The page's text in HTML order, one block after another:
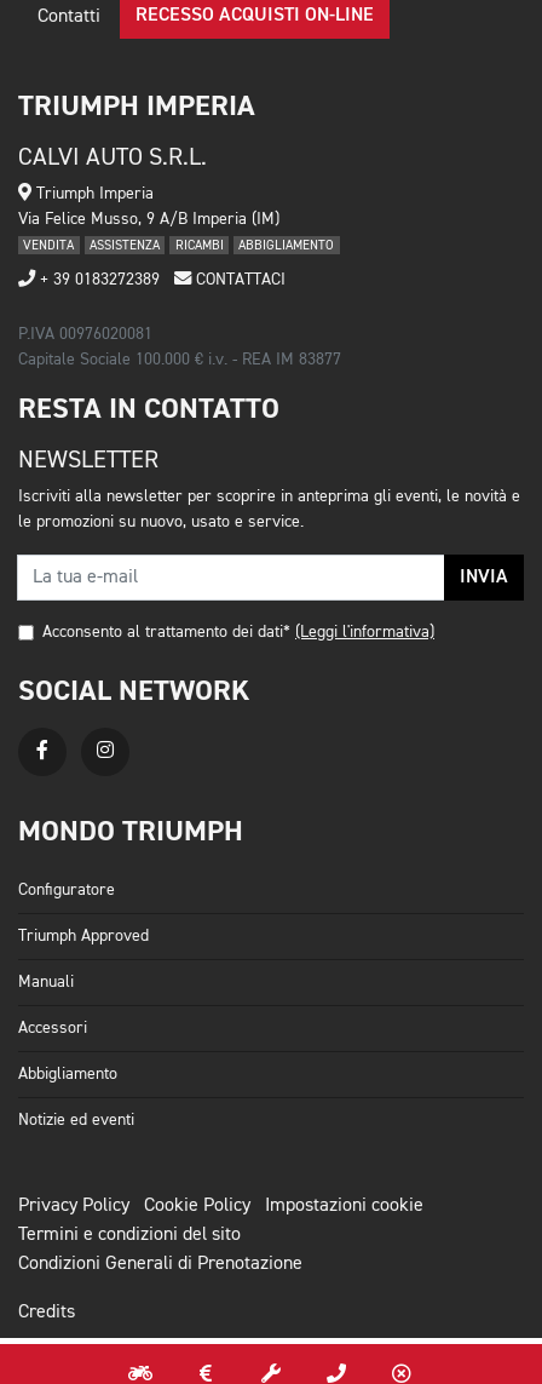
Contatti RECESSO ACQUISTI ON-LINE
TRIUMPH IMPERIA
CALVI AUTO S.R.L.
Triumph Imperia
Via Felice Musso, 9 A/B Imperia (IM)
VENDITA ASSISTENZA RICAMBI ABBIGLIAMENTO
+ 39 0183272389 CONTATTACI
P.IVA 00976020081
Capitale Sociale 100.000 € i.v. - REA IM 83877
RESTA IN CONTATTO
NEWSLETTER
Iscriviti alla newsletter per scoprire in anteprima gli eventi, le novità e
le promozioni su nuovo, usato e service.
INVIA
Acconsento al trattamento dei dati* (Leggi l'informativa)
SOCIAL NETWORK
MONDO TRIUMPH
Configuratore
Triumph Approved
Manuali
Accessori
Abbigliamento
Notizie ed eventi
Privacy Policy Cookie Policy
Impostazioni cookie
Termini e condizioni del sito
Condizioni Generali di Prenotazione
Credits